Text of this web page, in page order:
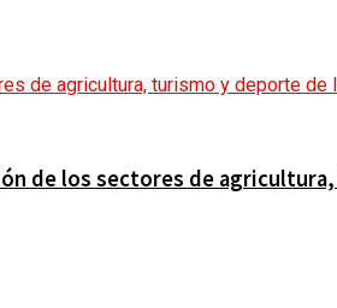
de los sectores de